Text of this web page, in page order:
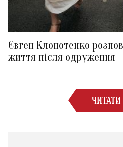
Євген Клопотенко
життя після одруження